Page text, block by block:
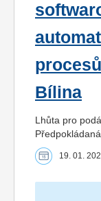
Bílina
Lhůta pro
19. 01.